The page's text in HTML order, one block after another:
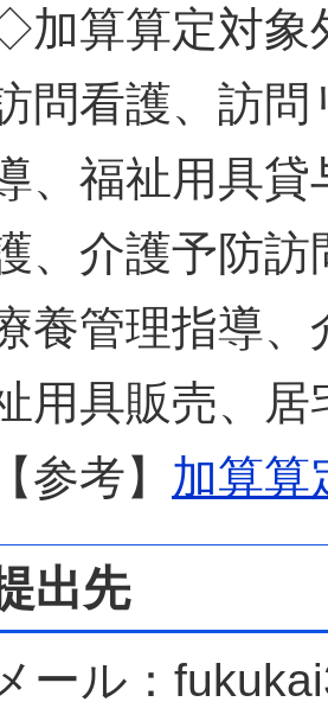
加算算定対
問看護、訪
、福祉用具貸
、介護予防
養管理指導
用具販売、居
【参考】 加算算
出先
ール：